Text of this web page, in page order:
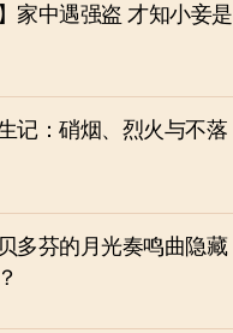
家中遇强盗 才知小妾是
记：硝烟、烈火与不落
多芬的月光奏鸣曲隐藏